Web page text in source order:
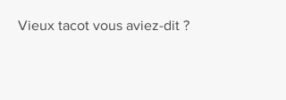
Vieux tacot vous aviez-dit ?